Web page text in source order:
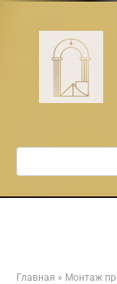
Поиск:
Главная » Монтаж